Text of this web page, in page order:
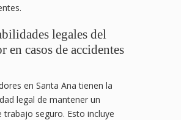
legales del
en casos de accidentes
en Santa Ana tienen la
legal de mantener un
trabajo seguro. Esto incluye